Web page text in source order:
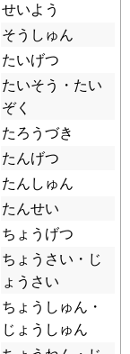
せいよう
そうしゅん
たいげつ
たいそう・たい
ぞく
たろうづき
たんげつ
たんしゅん
たんせい
ちょうげつ
ちょうさい・じ
ょうさい
ちょうしゅん・
じょうしゅん